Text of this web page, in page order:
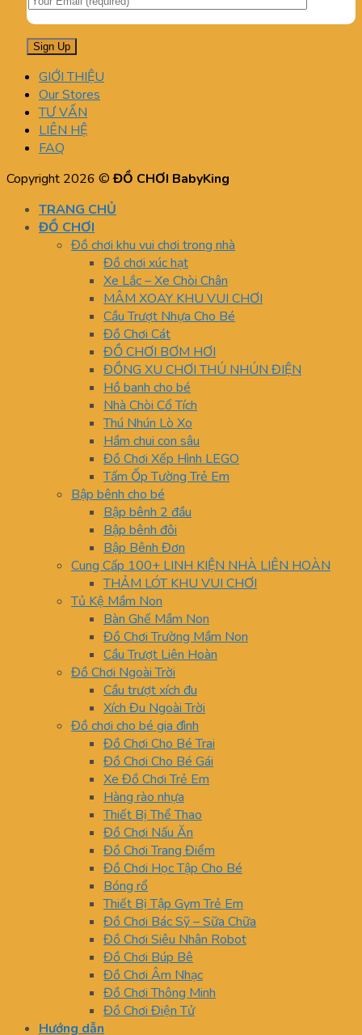
GIỚI THIỆU
Our Stores
TƯ VẤN
LIÊN HỆ
FAQ
Copyright 2026 ©ĐỒ CHƠI BabyKing
TRANG CHỦ
ĐỒ CHƠI
Đồ chơi khu vui chơi trong nhà
Đồ chơi xúc hạt
Xe Lắc – Xe Chòi Chân
MÂM XOAY KHU VUI CHƠI
Cầu Trượt Nhựa Cho Bé
Đồ Chơi Cát
ĐỒ CHƠI BƠM HƠI
ĐỒNG XU CHƠI THÚ NHÚN ĐIỆN
Hồ banh cho bé
Nhà Chòi Cổ Tích
Thú Nhún Lò Xo
Hầm chui con sâu
Đồ Chơi Xếp Hình LEGO
Tấm Ốp Tường Trẻ Em
Bập bênh cho bé
Bập bênh 2 đầu
Bập bênh đôi
Bập Bênh Đơn
Cung Cấp 100+ LINH KIỆN NHÀ LIÊN HOÀN
THẢM LÓT KHU VUI CHƠI
Tủ Kệ Mầm Non
Bàn Ghế Mầm Non
Đồ Chơi Trường Mầm Non
Cầu Trượt Liên Hoàn
Đồ Chơi Ngoài Trời
Cầu trượt xích đu
Xích Đu Ngoài Trời
Đồ chơi cho bé gia đình
Đồ Chơi Cho Bé Trai
Đồ Chơi Cho Bé Gái
Xe Đồ Chơi Trẻ Em
Hàng rào nhựa
Thiết Bị Thể Thao
Đồ Chơi Nấu Ăn
Đồ Chơi Trang Điểm
Đồ Chơi Học Tập Cho Bé
Bóng rổ
Thiết Bị Tập Gym Trẻ Em
Đồ Chơi Bác Sỹ – Sữa Chữa
Đồ Chơi Siêu Nhân Robot
Đồ Chơi Búp Bê
Đồ Chơi Âm Nhạc
Đồ Chơi Thông Minh
Đồ Chơi Điện Tử
Hướng dẫn